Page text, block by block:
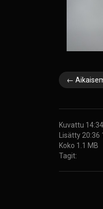
←
Kuvattu
Lisätty 20:36
Koko 1.1 MB
Tagit: